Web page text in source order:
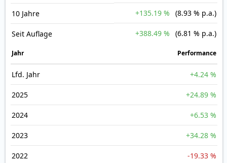
10 Jahre +135.19 % (8.93 % p.a.)
Seit Auflage +388.49 % (6.81 % p.a.)
Jahr Perfor­mance
Lfd. Jahr +4.24 %
2025 +24.89 %
2024 +6.53 %
2023 +34.28 %
2022 -19.33 %